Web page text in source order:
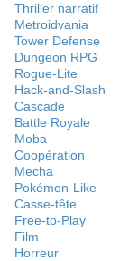
Thriller narratif
Metroidvania
Tower Defense
Dungeon RPG
Rogue-Lite
Hack-and-Slash
Cascade
Battle Royale
Moba
Coopération
Mecha
Pokémon-Like
Casse-tête
Free-to-Play
Film
Horreur